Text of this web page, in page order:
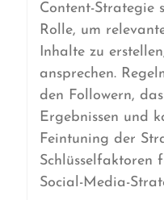
Content-Strategie
Rolle, um
Inhalte zu
ansprechen.
den Followern,
Ergebnissen und
Feintuning der
Schlüsselfaktoren
Social-Media-